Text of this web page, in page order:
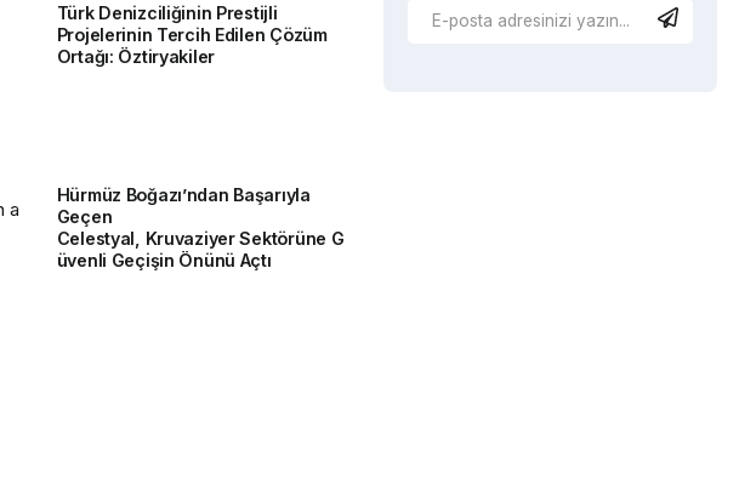
Türk Denizciliğinin Prestijli
Projelerinin Tercih Edilen Çözüm
Ortağı: Öztiryakiler
KRUVAZIYER
Hürmüz Boğazı’ndan Başarıyla
Geçen
Celestyal, Kruvaziyer Sektörüne G
üvenli Geçişin Önünü Açtı